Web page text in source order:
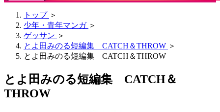
トップ ＞
少年・青年マンガ ＞
ゲッサン ＞
とよ田みのる短編集 CATCH＆THROW ＞
とよ田みのる短編集 CATCH＆THROW
とよ田みのる短編集 CATCH＆
THROW